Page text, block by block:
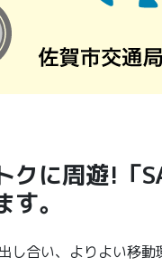
クに周遊!「
。
し合い、よりよい移